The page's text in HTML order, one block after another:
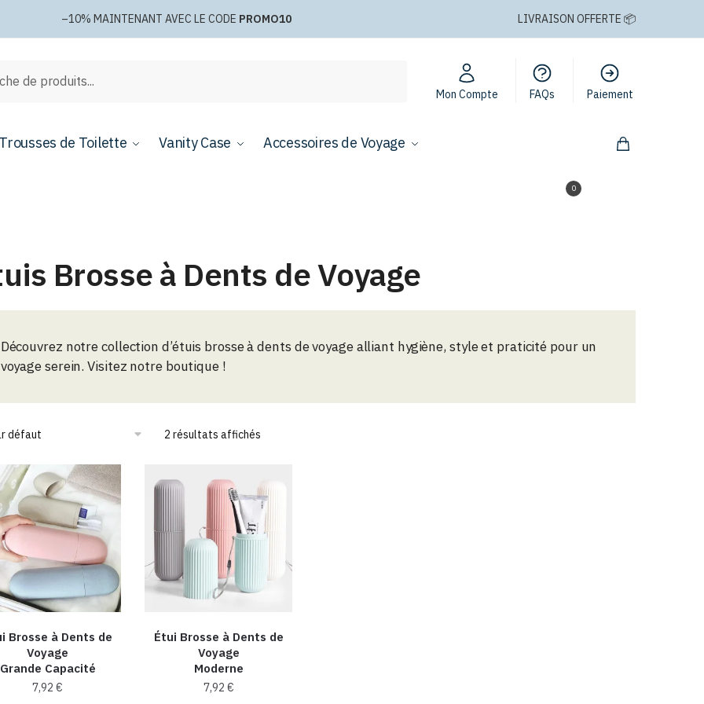
–10% MAINTENANT AVEC LE CODE PROMO10 LIVRAISON OFFERTE 📦
Mon Compte FAQs Paiement
de Toilette Vanity Case Accessoires de Voyage
0
Brosse à Dents de Voyage
Découvrez notre collection d’étuis brosse à dents de voyage alliant hygiène, style et praticité pour un
voyage serein. Visitez notre boutique !
2 résultats affichés
Brosse à Dents de
Voyage
Grande Capacité
7,92€
Étui Brosse à Dents de
Voyage
Moderne
7,92 €